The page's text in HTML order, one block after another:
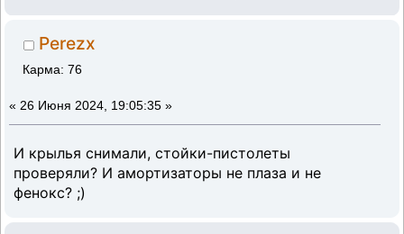
Perezx
Карма: 76
« 26 Июня 2024, 19:05:35 »
И крылья снимали, стойки-пистолеты
проверяли? И амортизаторы не плаза и не
фенокс? ;)